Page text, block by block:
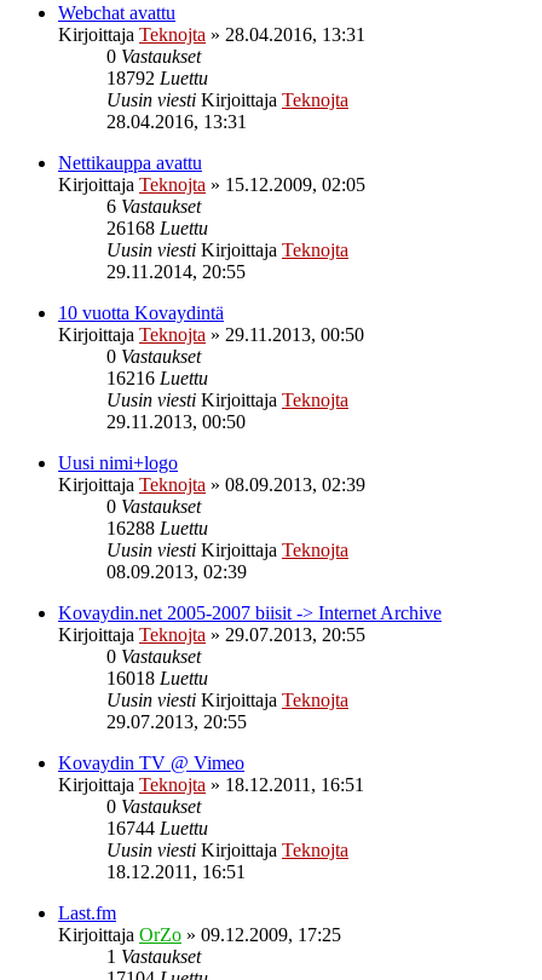
Webchat avattu
Kirjoittaja Teknojta » 28.04.2016, 13:31
0 Vastaukset
18792 Luettu
Uusin viesti Kirjoittaja Teknojta
28.04.2016, 13:31
Nettikauppa avattu
Kirjoittaja Teknojta » 15.12.2009, 02:05
6 Vastaukset
26168 Luettu
Uusin viesti Kirjoittaja Teknojta
29.11.2014, 20:55
10 vuotta Kovaydintä
Kirjoittaja Teknojta » 29.11.2013, 00:50
0 Vastaukset
16216 Luettu
Uusin viesti Kirjoittaja Teknojta
29.11.2013, 00:50
Uusi nimi+logo
Kirjoittaja Teknojta » 08.09.2013, 02:39
0 Vastaukset
16288 Luettu
Uusin viesti Kirjoittaja Teknojta
08.09.2013, 02:39
Kovaydin.net 2005-2007 biisit -> Internet Archive
Kirjoittaja Teknojta » 29.07.2013, 20:55
0 Vastaukset
16018 Luettu
Uusin viesti Kirjoittaja Teknojta
29.07.2013, 20:55
Kovaydin TV @ Vimeo
Kirjoittaja Teknojta » 18.12.2011, 16:51
0 Vastaukset
16744 Luettu
Uusin viesti Kirjoittaja Teknojta
18.12.2011, 16:51
Last.fm
Kirjoittaja OrZo » 09.12.2009, 17:25
1 Vastaukset